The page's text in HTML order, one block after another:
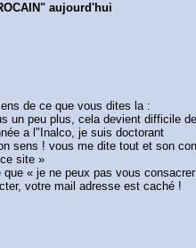
aujourd'hui
de ce que vous dites la :
un peu plus, cela devient difficile
a l"Inalco, je suis doctorant
sens ! vous me dite tout et son
site »
« je ne peux pas vous
votre mail adresse est caché !